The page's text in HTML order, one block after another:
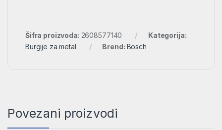
Šifra proizvoda: 2608577140
Kategorija:
Burgije za metal
Brend: Bosch
Povezani proizvodi